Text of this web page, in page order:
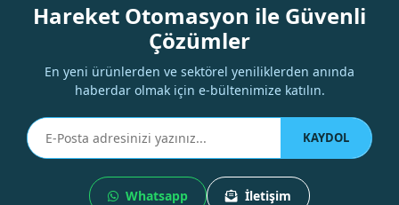
Hareket Otomasyon ile Güvenli
Çözümler
En yeni ürünlerden ve sektörel yeniliklerden anında
haberdar olmak için e-bültenimize katılın.
KAYDOL
Whatsapp İletişim